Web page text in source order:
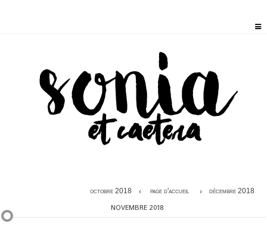
octobre 2018 page d'accueil décembre 2018
NOVEMBRE 2018